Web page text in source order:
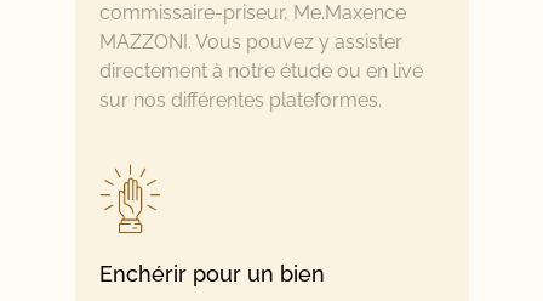
commissaire-priseur, Me.Maxence
MAZZONI. Vous pouvez y assister
directement à notre étude ou en live
sur nos différentes plateformes.
Enchérir pour un bien